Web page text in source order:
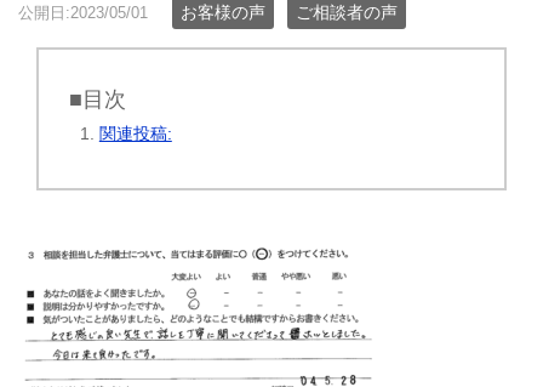
公開日:2023/05/01 お客様の声 ご相談者の声
■目次
関連投稿: